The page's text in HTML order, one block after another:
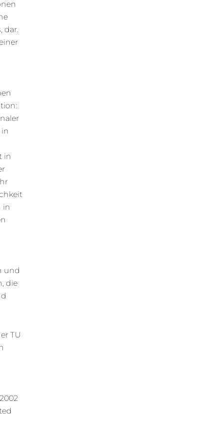
dar.
in
in
und
die
TU